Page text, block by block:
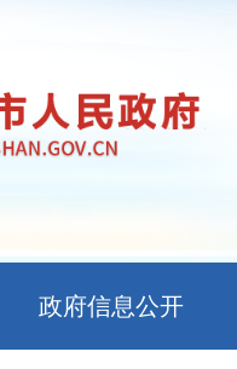
政府信息公开